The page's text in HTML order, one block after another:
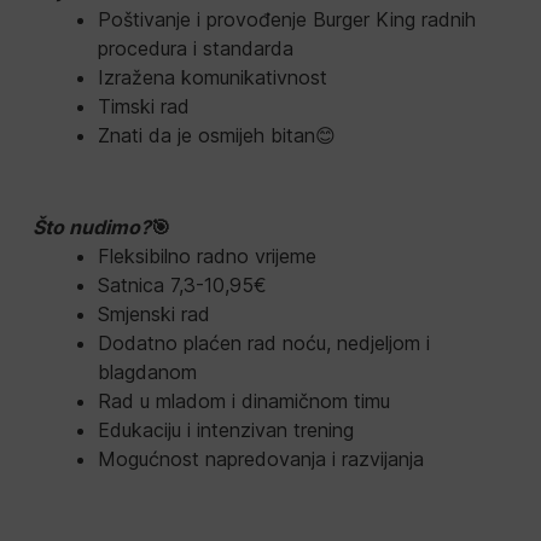
Poštivanje i provođenje Burger King radnih
procedura i standarda
Izražena komunikativnost
Timski rad
Znati da je osmijeh bitan😊
Što nudimo?🎯
Fleksibilno radno vrijeme
Satnica 7,3-10,95€
Smjenski rad
Dodatno plaćen rad noću, nedjeljom i
blagdanom
Rad u mladom i dinamičnom timu
Edukaciju i intenzivan trening
Mogućnost napredovanja i razvijanja